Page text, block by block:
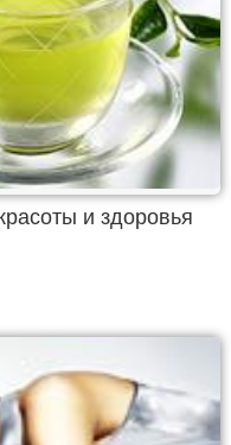
и здоровья